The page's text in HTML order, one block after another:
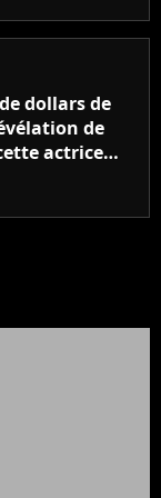
dollars de
de
actrice